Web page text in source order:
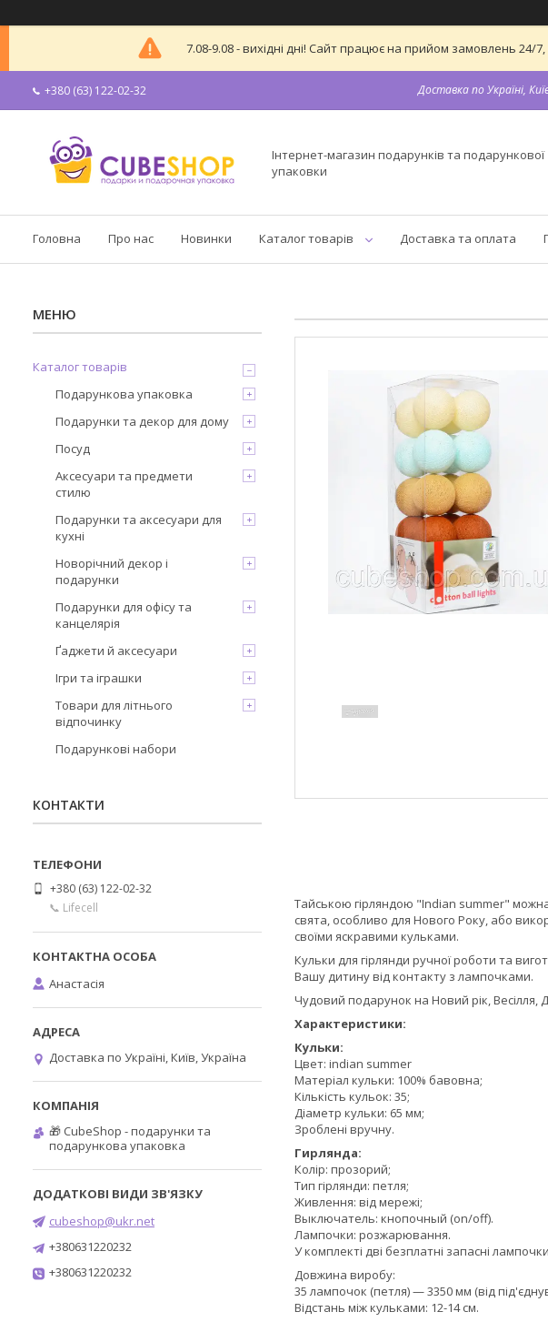
7.08-9.08 - вихідні дні! Сайт працює на прийом замовлень
+380 (63) 122-02-32 Доставка по Україні,
Інтернет-магазин подарунків та подарункової
упаковки
Головна Про нас Новинки Каталог товарів Доставка та оплата
Тайською гірляндою "Indian summer"
свята, особливо для Нового Року, або
своїми яскравими кульками.
Кульки для гірлянди ручної роботи та
Вашу дитину від контакту з лампочками.
Чудовий подарунок на Новий рік, Весілля,
Характеристики:
Кульки:
Цвет: indian summer
Матеріал кульки: 100% бавовна;
Кількість кульок: 35;
Діаметр кульки: 65 мм;
Зроблені вручну.
Гирлянда:
Колір: прозорий;
Тип гірлянди: петля;
Живлення: від мережі;
Выключатель: кнопочный (on/off).
Лампочки: розжарювання.
У комплекті дві безплатні запасні лампочки
Довжина виробу:
35 лампочок (петля) — 3350 мм (від
Відстань між кульками: 12-14 см.
Каталог товарів
Подарункова упаковка
Подарунки та декор для дому
Посуд
Аксесуари та предмети
стилю
Подарунки та аксесуари для
кухні
Новорічний декор і
подарунки
Подарунки для офісу та
канцелярія
Ґаджети й аксесуари
Ігри та іграшки
Товари для літнього
відпочинку
Подарункові набори
КОНТАКТИ
+380 (63) 122-02-32
📞 Lifecell
Анастасія
Доставка по Україні, Київ, Україна
🎁 CubeShop - подарунки та
подарункова упаковка
cubeshop@ukr.net
+380631220232
+380631220232